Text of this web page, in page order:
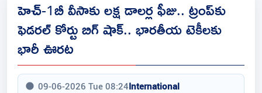
హెచ్-1బీ వీసాకు లక్ష డాలర్ల ఫీజు.. ట్రంప్‌కు
ఫెడరల్ కోర్టు బిగ్ షాక్.. భారతీయ టెకీలకు
భారీ ఊరట
09-06-2026 Tue 08:24International